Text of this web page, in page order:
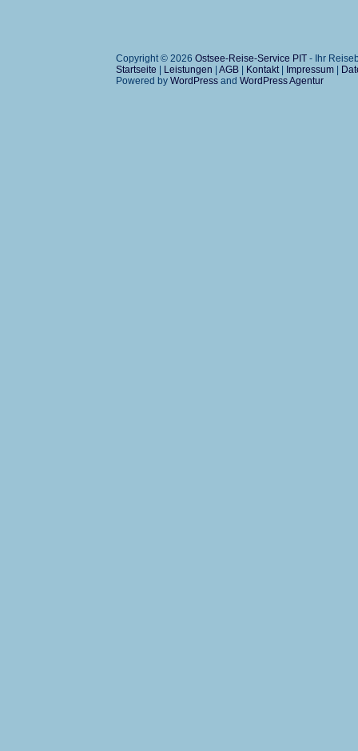
Copyright © 2026 Ostsee-Reise-Service PIT - Ihr
Startseite
Leistungen AGB Kontakt| Impressum
Powered by WordPress and WordPress Agentur